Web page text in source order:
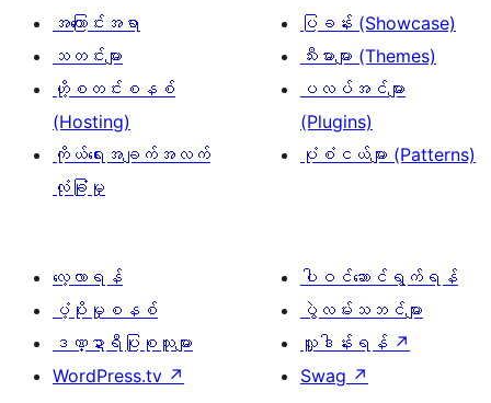
အကြောင်းအရာ
သတင်းများ
ဟို့စတင်းစနစ်
(Hosting)
ကိုယ်ရေးအချက်အလက်
လုံခြုံမှု
ပြခန်း (Showcase)
သီးမားများ (Themes)
ပလပ်အင်များ
(Plugins)
ပုံစံငယ်များ (Patterns)
လေ့လာရန်
ပံ့ပိုးမှုစနစ်
ဒဏ္ဍာရီပြုစုသူများ
WordPress.tv ↗
ပါဝင်ဆောင်ရွက်ရန်
ပွဲလမ်းသဘင်များ
လှူဒါန်းရန် ↗
Swag ↗